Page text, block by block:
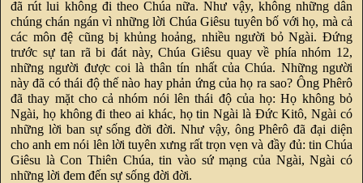
đã rút lui không đi theo Chúa nữa. Như vậy, không những dân
chúng chán ngán vì những lời Chúa Giêsu tuyên bố với họ, mà cả
các môn đệ cũng bị khủng hoảng, nhiều người bỏ Ngài. Đứng
trước sự tan rã bi đát này, Chúa Giêsu quay về phía nhóm 12,
những người được coi là thân tín nhất của Chúa. Những người
này đã có thái độ thế nào hay phản ứng của họ ra sao? Ông Phêrô
đã thay mặt cho cả nhóm nói lên thái độ của họ: Họ không bỏ
Ngài, họ không đi theo ai khác, họ tin Ngài là Đức Kitô, Ngài có
những lời ban sự sống đời đời. Như vậy, ông Phêrô đã đại diện
cho anh em nói lên lời tuyên xưng rất trọn vẹn và đầy đủ: tin Chúa
Giêsu là Con Thiên Chúa, tin vào sứ mạng của Ngài, Ngài có
những lời đem đến sự sống đời đời.